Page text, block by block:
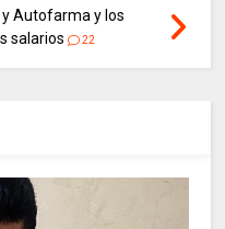
y Autofarma y los
salarios
22